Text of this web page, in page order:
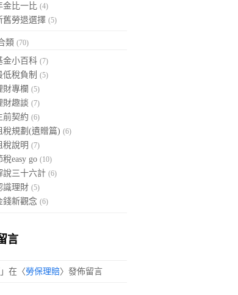
金比一比 (4)
舊勞退選擇 (5)
類 (70)
金小百科 (7)
低稅負制 (5)
財專欄 (5)
財趣談 (7)
前契約 (6)
稅規劃(遺贈篇) (6)
稅說明 (7)
稅easy go (10)
說三十六計 (6)
識理財 (5)
錢新觀念 (6)
言
」在〈勞保理賠〉發佈留言